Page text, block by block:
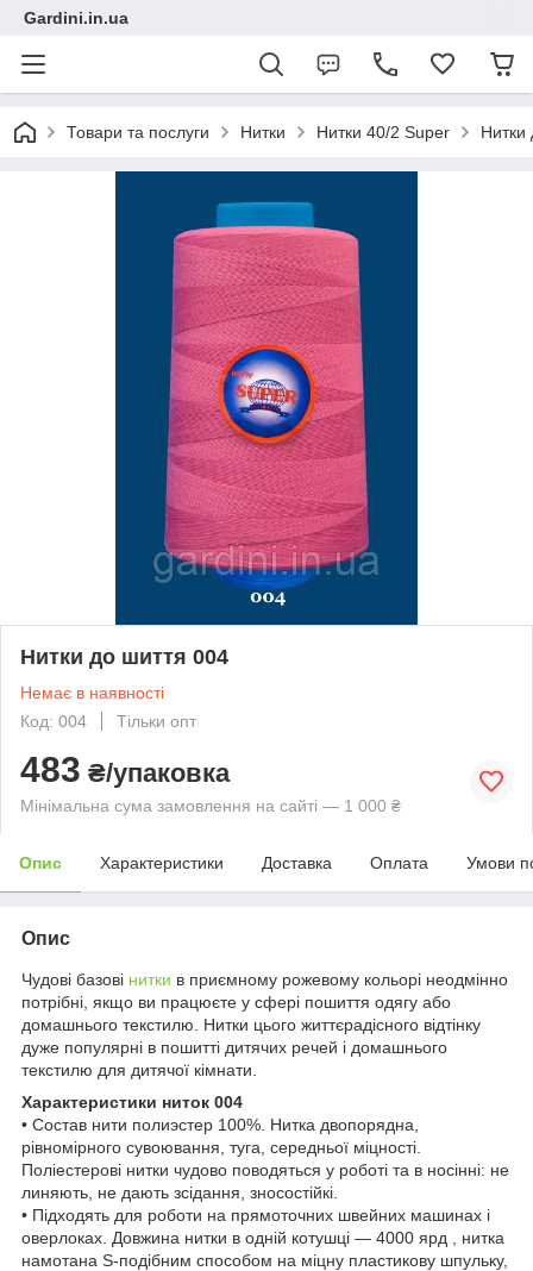
Gardini.in.ua
Товари та послуги Нитки Нитки 40/2 Super Нитки
Нитки до шиття 004
Немає в наявності
Код: 004
Тільки опт
483 ₴/упаковка
Мінімальна сума замовлення на сайті — 1 000 ₴
Опис Характеристики Доставка Оплата Умови
Опис
Чудові базові нитки в приємному рожевому кольорі неодмінно
потрібні, якщо ви працюєте у сфері пошиття одягу або
домашнього текстилю. Нитки цього життєрадісного відтінку
дуже популярні в пошитті дитячих речей і домашнього
текстилю для дитячої кімнати.
Характеристики ниток 004
• Состав нити полиэстер 100%. Нитка двопорядна,
рівномірного сувоювання, туга, середньої міцності.
Поліестерові нитки чудово поводяться у роботі та в носінні: не
линяють, не дають зсідання, зносостійкі.
• Підходять для роботи на прямоточних швейних машинах і
оверлоках. Довжина нитки в одній котушці — 4000 ярд , нитка
намотана S-подібним способом на міцну пластикову шпульку,